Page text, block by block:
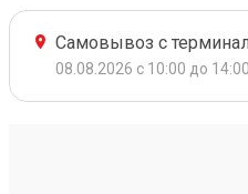
Самовывоз с
08.08.2026 с 10:00 до 14:00